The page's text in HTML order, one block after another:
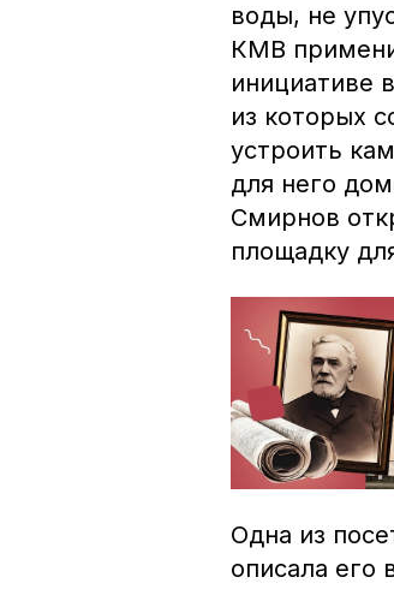
воды, не
КМВ
инициативе
из которых
устроить
для него
Смирнов
площадку
Одна из
описала его